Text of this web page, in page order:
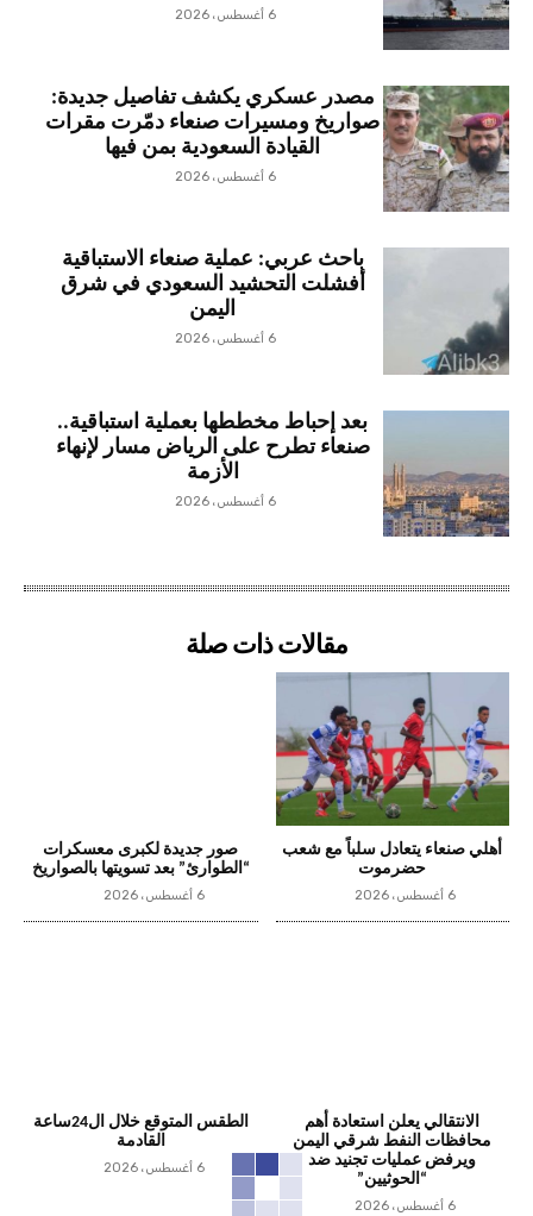
6 أغسطس، 2026
مصدر عسكري يكشف تفاصيل جديدة:
صواريخ ومسيرات صنعاء دمّرت مقرات
القيادة السعودية بمن فيها
6 أغسطس، 2026
باحث عربي: عملية صنعاء الاستباقية
أفشلت التحشيد السعودي في شرق
اليمن
6 أغسطس، 2026
بعد إحباط مخططها بعملية استباقية..
صنعاء تطرح على الرياض مسار لإنهاء
الأزمة
6 أغسطس، 2026
مقالات ذات صلة
أهلي صنعاء يتعادل سلباً مع شعب
حضرموت
6 أغسطس، 2026
صور جديدة لكبرى معسكرات
“الطوارئ” بعد تسويتها بالصواريخ
6 أغسطس، 2026
الانتقالي يعلن استعادة أهم
محافظات النفط شرقي اليمن
ويرفض عمليات تجنيد ضد
“الحوثيين”
6 أغسطس، 2026
الطقس المتوقع خلال ال24ساعة
القادمة
6 أغسطس، 2026